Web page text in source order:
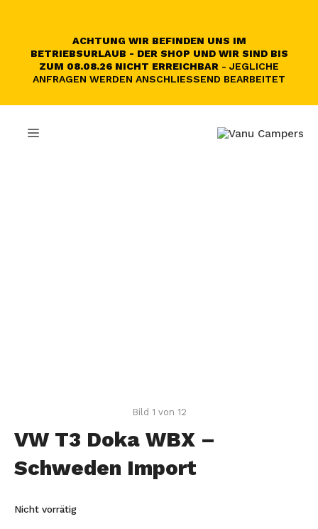
ACHTUNG WIR BEFINDEN UNS IM
BETRIEBSURLAUB - DER SHOP UND WIR SIND BIS
ZUM 08.08.26 NICHT ERREICHBAR - JEGLICHE
ANFRAGEN WERDEN ANSCHLIESSEND BEARBEITET
MENÜ
Bild 1 von 12
VW T3 Doka WBX –
Schweden Import
Nicht vorrätig